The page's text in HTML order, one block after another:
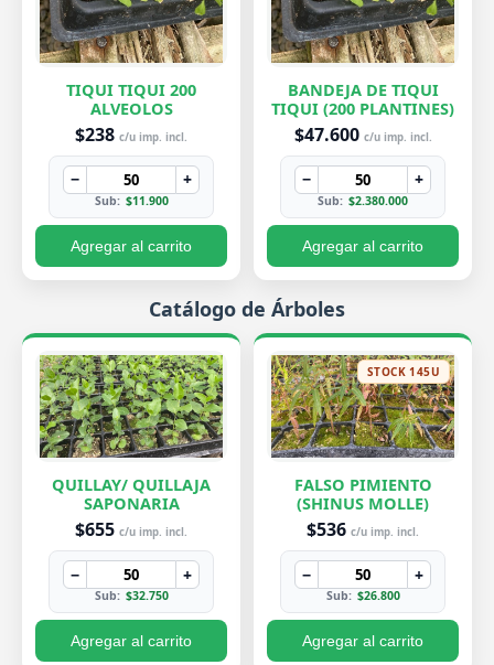
TIQUI TIQUI 200
ALVEOLOS
$238 c/u imp. incl.
− +
Sub: $11.900
Agregar al carrito
BANDEJA DE TIQUI
TIQUI (200 PLANTINES)
$47.600 c/u imp. incl.
− +
Sub: $2.380.000
Agregar al carrito
Catálogo de Árboles
QUILLAY/ QUILLAJA
SAPONARIA
$655 c/u imp. incl.
− +
Sub: $32.750
Agregar al carrito
STOCK 145U
FALSO PIMIENTO
(SHINUS MOLLE)
$536 c/u imp. incl.
− +
Sub: $26.800
Agregar al carrito